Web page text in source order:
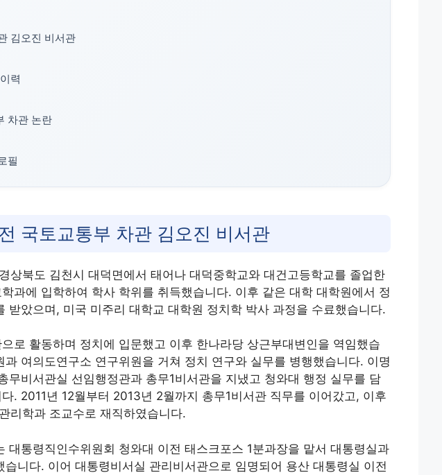
김오진 비서관
력
차관 논란
필
국토교통부 차관 김오진 비서관
상북도 김천시 대덕면에서 태어나 대덕중학교와 대건고등학교를 졸업한
과에 입학하여 학사 학위를 취득했습니다. 이후 같은 대학 대학원에서 정
받았으며, 미국 미주리 대학교 대학원 정치학 박사 과정을 수료했습니다.
로 활동하며 정치에 입문했고 이후 한나라당 상근부대변인을 역임했습
과 여의도연구소 연구위원을 거쳐 정치 연구와 실무를 병행했습니다. 이명
무비서관실 선임행정관과 총무1비서관을 지냈고 청와대 행정 실무를 담
. 2011년 12월부터 2013년 2월까지 총무1비서관 직무를 이어갔고, 이후
리학과 조교수로 재직하였습니다.
대통령직인수위원회 청와대 이전 태스크포스 1분과장을 맡서 대통령실과
습니다. 이어 대통령비서실 관리비서관으로 임명되어 용산 대통령실 이전